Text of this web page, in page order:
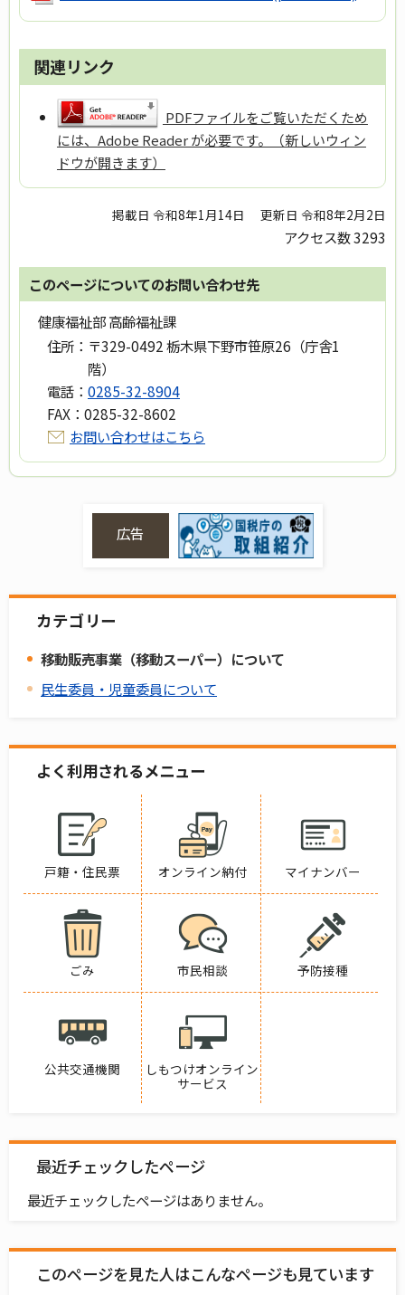
関連リンク
PDFファイルをご覧いただくため
には、Adobe Reader が必要です。（新しいウィン
ドウが開きます）
掲載日 令和8年1月14日 更新日 令和8年2月2日
アクセス数3293
このページについてのお問い合わせ先
健康福祉部 高齢福祉課
住所： 〒329-0492 栃木県下野市笹原26（庁舎1
階）
電話： 0285-32-8904
FAX： 0285-32-8602
お問い合わせはこちら
広告
カテゴリー
移動販売事業（移動スーパー）について
民生委員・児童委員について
よく利用されるメニュー
戸籍・住民票 オンライン納付 マイナンバー
ごみ 市民相談 予防接種
公共交通機関
しもつけオンライン
サービス
最近チェックしたページ
最近チェックしたページはありません。
このページを見た人はこんなページも見ています